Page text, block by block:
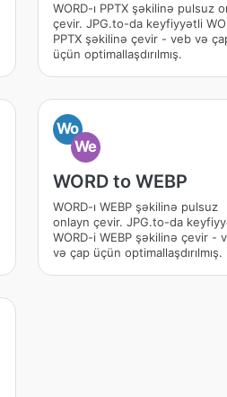
WORD-ı PPTX şəkilinə pulsuz
çevir. JPG.to-da keyfiyyətli
PPTX şəkilinə çevir - veb və
üçün optimallaşdırılmış.
Wo
We
WORD to WEBP
WORD-ı WEBP şəkilinə pulsuz
onlayn çevir. JPG.to-da
WORD-i WEBP şəkilinə çevir -
və çap üçün optimallaşdırılmış.